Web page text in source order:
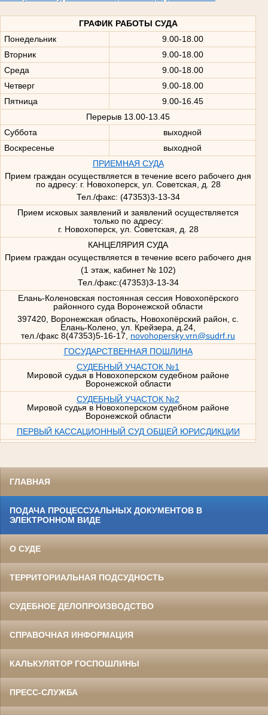
ГРАФИК РАБОТЫ СУДА
Понедельник
9.00-18.00
Вторник
9.00-18.00
Среда
9.00-18.00
Четверг
9.00-18.00
Пятница
9.00-16.45
Перерыв 13.00-13.45
Суббота
выходной
Воскресенье
выходной
ПРИЕМНАЯ СУДА
Прием граждан осуществляется в течение всего рабочего дня
по адресу: г. Новохоперск, ул. Советская, д. 28
Тел./факс: (47353)3-13-34
Прием исковых заявлений и заявлений осуществляется
только по адресу:
г. Новохоперск, ул. Советская, д. 28
КАНЦЕЛЯРИЯ СУДА
Прием граждан осуществляется в течение всего рабочего дня
(1 этаж, кабинет № 102)
Тел./факс:(47353)3-13-34
Елань-Коленовская постоянная сессия Новохопёрского
районного суда Воронежской области
397420, Воронежская область, Новохопёрский район, с.
Елань-Колено, ул. Крейзера, д.24,
тел./факс 8(47353)5-16-17, novohopersky.vrn@sudrf.ru
ГОСУДАРСТВЕННАЯ ПОШЛИНА
СУДЕБНЫЙ УЧАСТОК №1
Мировой судья в Новохоперском судебном районе
Воронежской области
СУДЕБНЫЙ УЧАСТОК №2
Мировой судья в Новохоперском судебном районе
Воронежской области
ПЕРВЫЙ КАССАЦИОННЫЙ СУД ОБЩЕЙ ЮРИСДИКЦИИ
ГЛАВНАЯ
ПОДАЧА ПРОЦЕССУАЛЬНЫХ ДОКУМЕНТОВ В
ЭЛЕКТРОННОМ ВИДЕ
О СУДЕ
ТЕРРИТОРИАЛЬНАЯ ПОДСУДНОСТЬ
СУДЕБНОЕ ДЕЛОПРОИЗВОДСТВО
СПРАВОЧНАЯ ИНФОРМАЦИЯ
КАЛЬКУЛЯТОР ГОСПОШЛИНЫ
ПРЕСС-СЛУЖБА